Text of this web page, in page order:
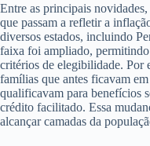
Entre as principais
que passam a refletir a
diversos estados, incluindo
faixa foi ampliado,
critérios de elegibilidade. Por
famílias que antes ficavam
qualificavam para benefícios
crédito facilitado. Essa
alcançar camadas da